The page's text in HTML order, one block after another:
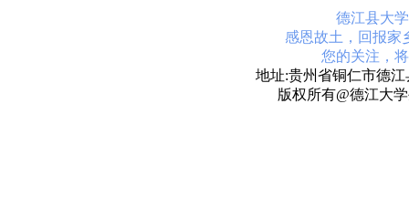
德江县大
感恩故土，回报家
您的关注，
地址:贵州省铜仁市德
版权所有@德江大